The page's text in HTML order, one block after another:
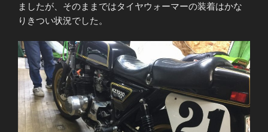
ましたが、そのままではタイヤウォーマーの装着はかな
りきつい状況でした。